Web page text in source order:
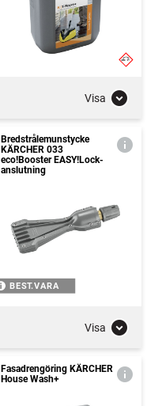
Visa
Bredstrålemunstycke
KÄRCHER 033
eco!Booster EASY!Lock-
anslutning
BEST.VARA
Visa
Fasadrengöring KÄRCHER
House Wash+